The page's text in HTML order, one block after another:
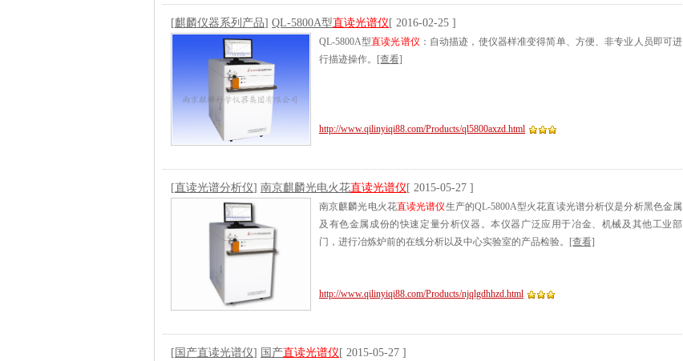
[麒麟仪器系列产品] QL-5800A型直读光谱仪 [ 2016-02-25 ]
QL-5800A型直读光谱仪 ：自动描迹，使仪器样准变得简单、方便、非专业人员即可进
行描迹操作。
[查看]
http://www.qilinyiqi88.com/Products/ql5800axzd.html
[直读光谱分析仪] 南京麒麟光电火花直读光谱仪 [ 2015-05-27 ]
南京麒麟光电火花直读光谱仪生产的QL-5800A型火花直读光谱分析仪是分析黑色金属
及有色金属成份的快速定量分析仪器。本仪器广泛应用于冶金、机械及其他工业部
门，进行冶炼炉前的在线分析以及中心实验室的产品检验。
[查看]
http://www.qilinyiqi88.com/Products/njqlgdhhzd.html
[ 国产直读光谱仪] 国产直读光谱仪 [ 2015-05-27 ]